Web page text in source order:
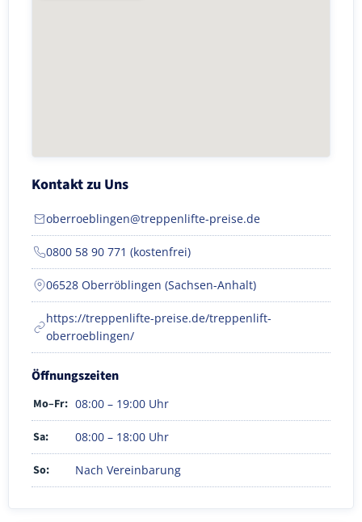
Kontakt zu Uns
oberroeblingen@treppenlifte-preise.de
0800 58 90 771 (kostenfrei)
06528 Oberröblingen (Sachsen-Anhalt)
https://treppenlifte-preise.de/treppenlift-
oberroeblingen/
Öffnungszeiten
Mo–Fr: 08:00 – 19:00 Uhr
Sa: 08:00 – 18:00 Uhr
So: Nach Vereinbarung